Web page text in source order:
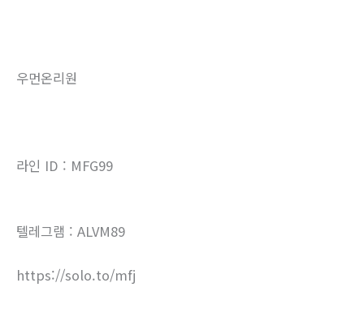
우먼온리원
라인 ID : MFG99
텔레그램 : ALVM89
https://solo.to/mfj